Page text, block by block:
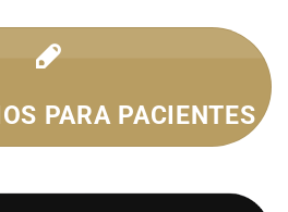
PARA PACIENTES